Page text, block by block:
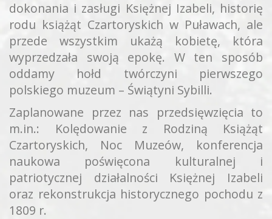
dokonania i zasługi Księżnej Izabeli, historię
rodu książąt Czartoryskich w Puławach, ale
przede wszystkim ukażą kobietę, która
wyprzedzała swoją epokę. W ten sposób
oddamy hołd twórczyni pierwszego
polskiego muzeum – Świątyni Sybilli.
Zaplanowane przez nas przedsięwzięcia to
m.in.: Kolędowanie z Rodziną Książąt
Czartoryskich, Noc Muzeów, konferencja
naukowa poświęcona kulturalnej i
patriotycznej działalności Księżnej Izabeli
oraz rekonstrukcja historycznego pochodu z
1809 r.